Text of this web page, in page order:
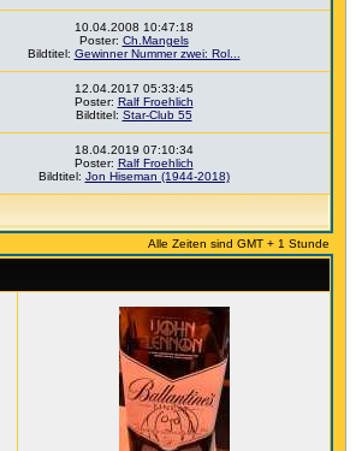
10.04.2008 10:47:18
Poster: Ch.Mangels
Bildtitel: Gewinner Nummer zwei: Rol...
12.04.2017 05:33:45
Poster: Ralf Froehlich
Bildtitel: Star-Club 55
18.04.2019 07:10:34
Poster: Ralf Froehlich
Bildtitel: Jon Hiseman (1944-2018)
Alle Zeiten sind GMT + 1 Stunde